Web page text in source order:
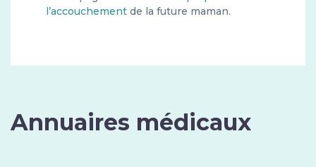
l’accouchement de la future maman.
Annuaires médicaux